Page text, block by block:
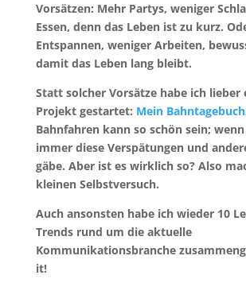
Vorsätzen: Mehr Partys, weniger
Essen, denn das Leben ist zu kurz.
Entspannen, weniger Arbeiten,
damit das Lebe­n lang bleibt.
Statt solcher Vorsätze habe ich lieber
Projekt gestartet: Mein
Bahnfahren kann so schön sein;
immer diese Verspätungen und
gäbe. Aber ist es wirklich so? Also
kleinen Selbstversuch.
Auch ansonsten habe ich wieder 10
Trends rund um die aktuelle
Kommunikationsbranche
it!